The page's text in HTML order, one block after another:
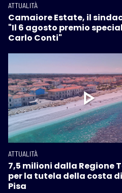
ATTUALITÀ
Camaiore Estate, il
"Il 6 agosto premio
Carlo Conti"
ATTUALITÀ
7,5 milioni dalla Regione
per la tutela della costa
Pisa